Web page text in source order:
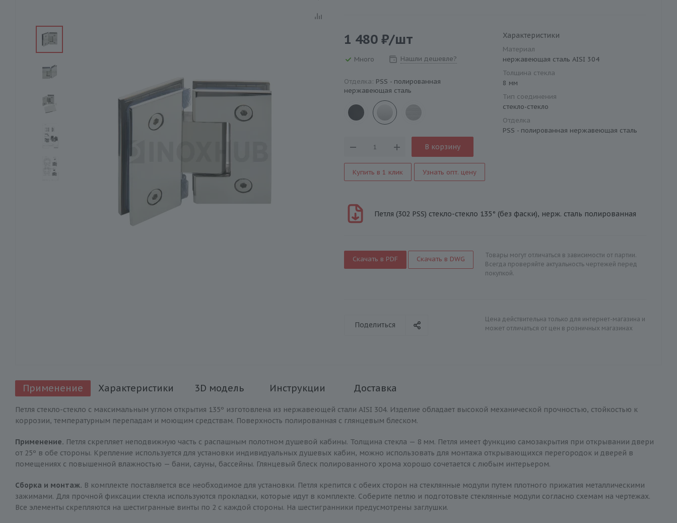
1 480 ₽/шт
Много Нашли дешевле?
Отделка: PSS - полированная
нержавеющая сталь
В корзину
Купить в 1 клик Узнать опт. цену
Характеристики
Материал
нержавеющая сталь AISI 304
Толщина стекла
8 мм
Тип соединения
стекло-стекло
Отделка
PSS - полированная нержавеющая сталь
Петля (302 PSS) стекло-стекло 135° (без фаски), нерж. сталь полированная
Скачать в PDF Скачать в DWG
Товары могут отличаться в зависимости от партии.
Всегда проверяйте актуальность чертежей перед
покупкой.
Поделиться
Цена действительна только для интернет-магазина и
может отличаться от цен в розничных магазинах
Применение Характеристики 3D модель Инструкции Доставка
Петля стекло-стекло с максимальным углом открытия 135º изготовлена из нержавеющей стали AISI 304. Изделие обладает высокой механической прочностью, стойкостью к
коррозии, температурным перепадам и моющим средствам. Поверхность полированная с глянцевым блеском.
Применение. Петля скрепляет неподвижную часть с распашным полотном душевой кабины. Толщина стекла — 8 мм. Петля имеет функцию самозакрытия при открывании двери
от 25º в обе стороны. Крепление используется для установки индивидуальных душевых кабин, можно использовать для монтажа открывающихся перегородок и дверей в
помещениях с повышенной влажностью — бани, сауны, бассейны. Глянцевый блеск полированного хрома хорошо сочетается с любым интерьером.
Сборка и монтаж. В комплекте поставляется все необходимое для установки. Петля крепится с обеих сторон на стеклянные модули путем плотного прижатия металлическими
зажимами. Для прочной фиксации стекла используются прокладки, которые идут в комплекте. Соберите петлю и подготовьте стеклянные модули согласно схемам на чертежах.
Все элементы скрепляются на шестигранные винты по 2 с каждой стороны. На шестигранники предусмотрены заглушки.